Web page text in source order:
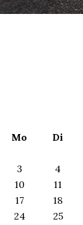
Mo
Di
3
4
10
11
17
18
24
25